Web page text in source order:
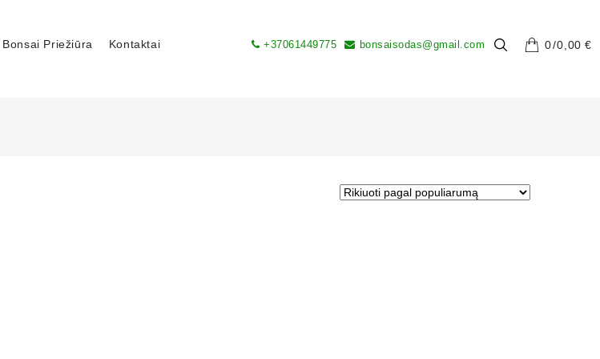
Bonsai Priežiūra Kontaktai 0 0,00€
+37061449775 bonsaisodas@gmail.com